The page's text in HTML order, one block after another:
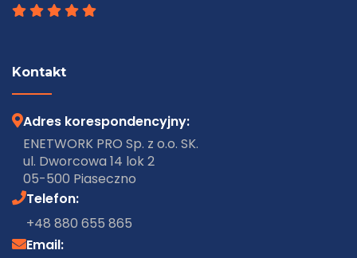
Kontakt
Adres korespondencyjny:
ENETWORK PRO Sp. z o.o. SK.
ul. Dworcowa 14 lok 2
05-500 Piaseczno
Telefon:
+48 880 655 865
Email: